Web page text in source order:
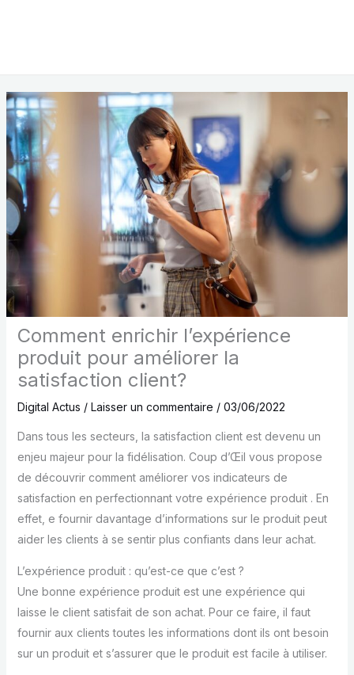
Comment enrichir l’expérience
produit pour améliorer la
satisfaction client?
Digital Actus / Laisser un commentaire / 03/06/2022
Dans tous les secteurs, la satisfaction client est devenu un
enjeu majeur pour la fidélisation. Coup d’Œil vous propose
de découvrir comment améliorer vos indicateurs de
satisfaction en perfectionnant votre expérience produit . En
effet, e fournir davantage d’informations sur le produit peut
aider les clients à se sentir plus confiants dans leur achat.
L’expérience produit : qu’est-ce que c’est ?
Une bonne expérience produit est une expérience qui
laisse le client satisfait de son achat. Pour ce faire, il faut
fournir aux clients toutes les informations dont ils ont besoin
sur un produit et s’assurer que le produit est facile à utiliser.